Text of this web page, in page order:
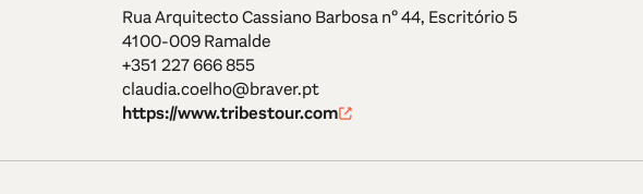
Rua Arquitecto Cassiano Barbosa nº 44, Escritório 5
4100-009 Ramalde
+351 227 666 855
claudia.coelho@braver.pt
https://www.tribestour.com